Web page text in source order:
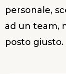
personale,
ad un team,
posto giusto.